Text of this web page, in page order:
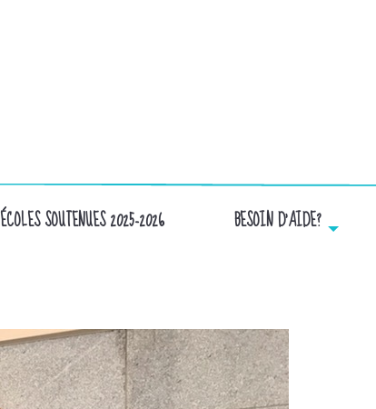
ÉCOLES SOUTENUES 2025-2026 BESOIN D’AIDE?